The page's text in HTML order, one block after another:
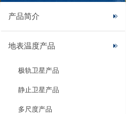
产品简介
地表温度产品
极轨卫星产品
静止卫星产品
多尺度产品